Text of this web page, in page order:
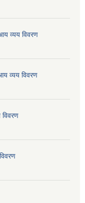
व्यय विवरण
व्यय विवरण